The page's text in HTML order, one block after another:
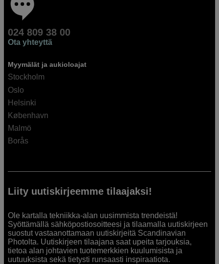
024 809 38 00
Ota yhteyttä
Myymälät ja aukioloajat
Stockholm
Oslo
Helsinki
København
Malmö
Borås
Liity uutiskirjeemme tilaajaksi!
Ole kartalla tekniikka-alan uusimmista trendeistä!
Syöttämällä sähköpostiosoitteesi ja tilaamalla uutiskirjeen
suostut vastaanottamaan uutiskirjeitä Scandinavian
Photolta. Uutiskirjeen tilaajana saat upeita tarjouksia,
tietoa alan johtavien tuotemerkkien kuulumisista ja
uutuuksista sekä tietysti runsaasti inspiraatiota.